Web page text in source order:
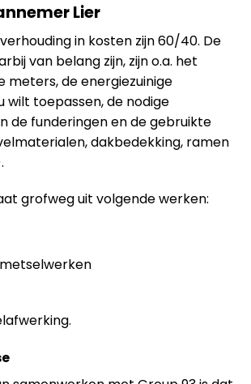
Lier
in kosten zijn 60/40. De
van belang zijn, zijn o.a. het
meters, de energiezuinige
wilt toepassen, de nodige
de funderingen en de gebruikte
dakbedekking, ramen
grofweg uit volgende werken: